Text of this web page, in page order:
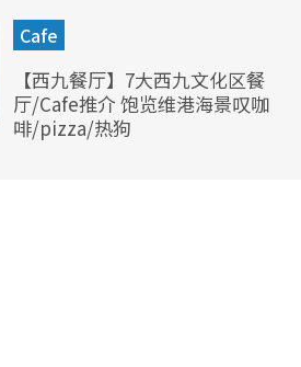
Cafe
【西九餐厅】7大西九文化区餐
厅/Cafe推介 饱览维港海景叹咖
啡/pizza/热狗